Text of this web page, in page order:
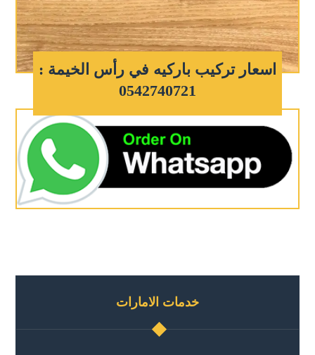
اسعار تركيب باركيه في رأس الخيمة :
0542740721
خدمات الامارات